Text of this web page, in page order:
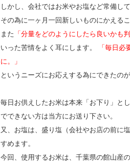
しかし、会社ではお米やお塩など常備して
その為に一ヶ月一回新しいものにかえる
また 「分量をどのようにしたら良いかも
いった苦情をよく耳にします。
「毎日
に。」
というニーズにお応えする為にできたの
毎日お供えしたお米は本来「お下り」と
でできない方は当方にお送り下さい。
又、お塩は、盛り塩（会社やお店の前に
すめます。
今回、使用するお米は、千葉県の館山産